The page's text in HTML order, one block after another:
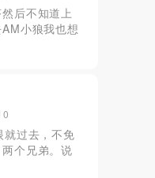
后不知道上
小狼我也想
说他和他爹
们），我抱
0
就过去，不免
个兄弟。说
听到后也正